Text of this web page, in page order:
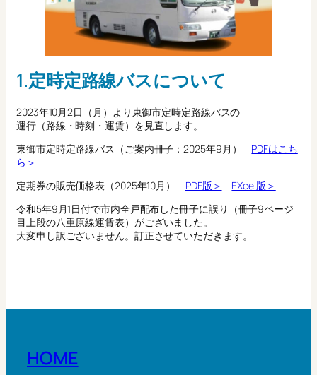
1.定時定路線バスについて
2023年10月2日（月）より東御市定時定路線バスの
運行（路線・時刻・運賃）を見直します。
東御市定時定路線バス（ご案内冊子：2025年9月） PDFはこち
ら＞
定期券の販売価格表（2025年10月） PDF版＞
EXcel版＞
令和5年9月1日付で市内全戸配布した冊子に誤り（冊子9ページ
目上段の八重原線運賃表）がございました。
大変申し訳ございません。訂正させていただきます。
HOME